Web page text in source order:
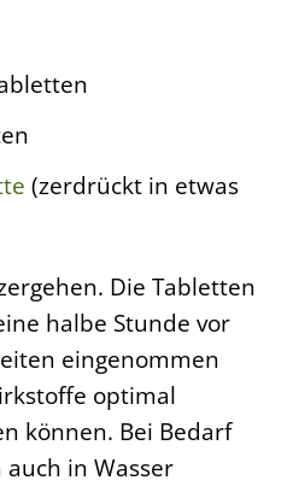
(zerdrückt in etwas
Die Tabletten
halbe Stunde vor
eingenommen
optimal
können. Bei Bedarf
in Wasser